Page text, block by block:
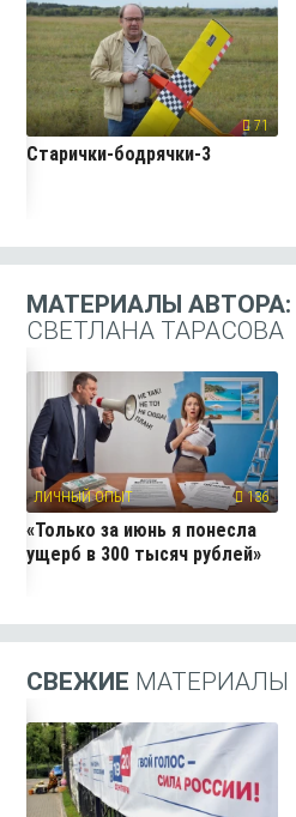
71
Старички-бодрячки-3
МАТЕРИАЛЫ АВТОРА:
СВЕТЛАНА ТАРАСОВА
ЛИЧНЫЙ ОПЫТ 136
«Только за июнь я понесла
ущерб в 300 тысяч рублей»
СВЕЖИЕ МАТЕРИАЛЫ